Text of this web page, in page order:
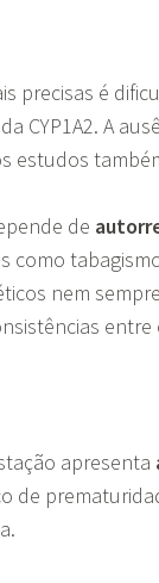
precisas é
CYP1A2. A
estudos
de
como
nem
entre
apresenta
de